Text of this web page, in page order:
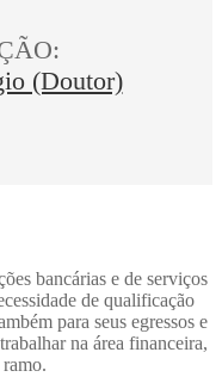
(Doutor)
bancárias e de serviços
de qualificação
para seus egressos e
na área financeira,